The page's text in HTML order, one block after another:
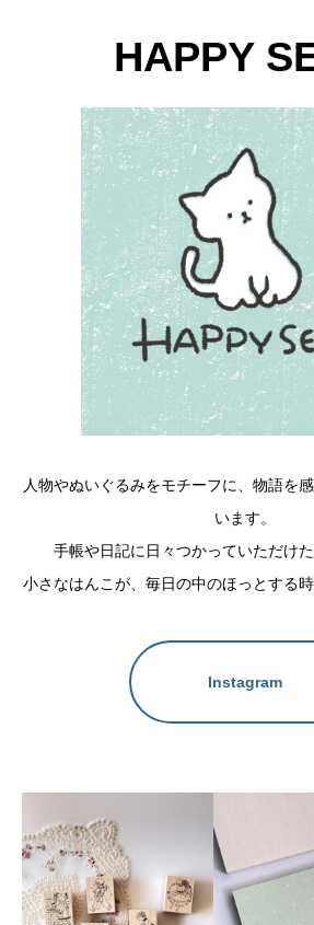
HAPPY
人物やぬいぐるみをモチーフに、物語を
います。
手帳や日記に日々つかっていただけた
小さなはんこが、毎日の中のほっとする
Instagram